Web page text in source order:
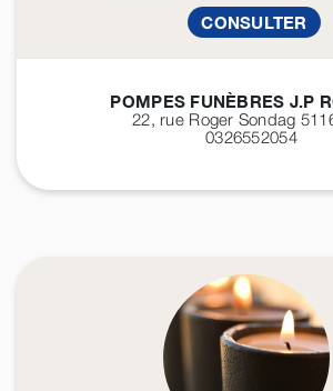
CONSULTER
POMPES FUNÈBRES J.P
22, rue Roger Sondag
0326552054